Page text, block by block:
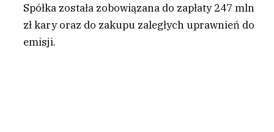
Spółka została zobowiązana do zapłaty 247 mln
zł kary oraz do zakupu zaległych uprawnień do
emisji.